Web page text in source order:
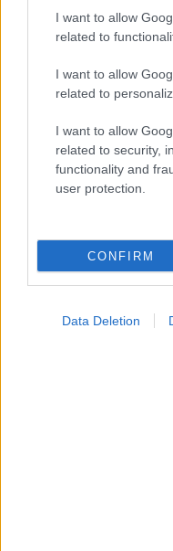
I want to allow
related to
I want to allow
related to
I want to allow
related to security,
functionality and
user protection.
CONFIRM
Data Deletion